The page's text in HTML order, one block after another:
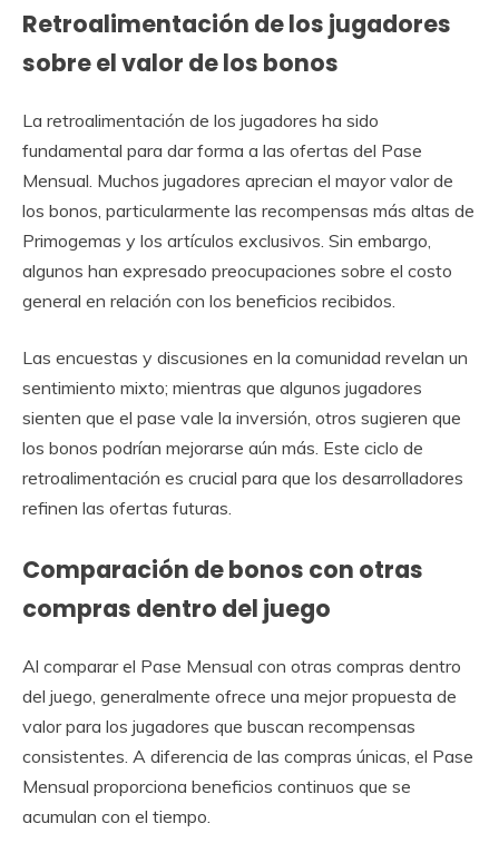
Retroalimentación de los jugadores
sobre el valor de los bonos
La retroalimentación de los jugadores ha sido
fundamental para dar forma a las ofertas del Pase
Mensual. Muchos jugadores aprecian el mayor valor de
los bonos, particularmente las recompensas más altas de
Primogemas y los artículos exclusivos. Sin embargo,
algunos han expresado preocupaciones sobre el costo
general en relación con los beneficios recibidos.
Las encuestas y discusiones en la comunidad revelan un
sentimiento mixto; mientras que algunos jugadores
sienten que el pase vale la inversión, otros sugieren que
los bonos podrían mejorarse aún más. Este ciclo de
retroalimentación es crucial para que los desarrolladores
refinen las ofertas futuras.
Comparación de bonos con otras
compras dentro del juego
Al comparar el Pase Mensual con otras compras dentro
del juego, generalmente ofrece una mejor propuesta de
valor para los jugadores que buscan recompensas
consistentes. A diferencia de las compras únicas, el Pase
Mensual proporciona beneficios continuos que se
acumulan con el tiempo.